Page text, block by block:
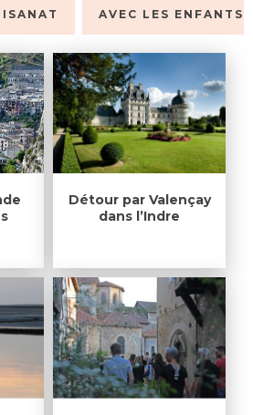
AVEC LES ENFANTS
Détour par Valençay
dans l’Indre